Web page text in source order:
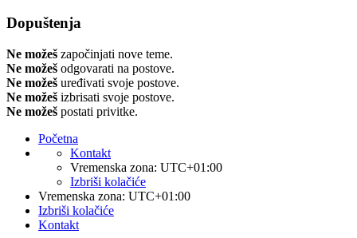
Dopuštenja
Ne možeš započinjati nove teme.
Ne možeš odgovarati na postove.
Ne možeš uređivati svoje postove.
Ne možeš izbrisati svoje postove.
Ne možeš postati privitke.
Početna
Kontakt
Vremenska zona: UTC+01:00
Izbriši kolačiće
Vremenska zona: UTC+01:00
Izbriši kolačiće
Kontakt